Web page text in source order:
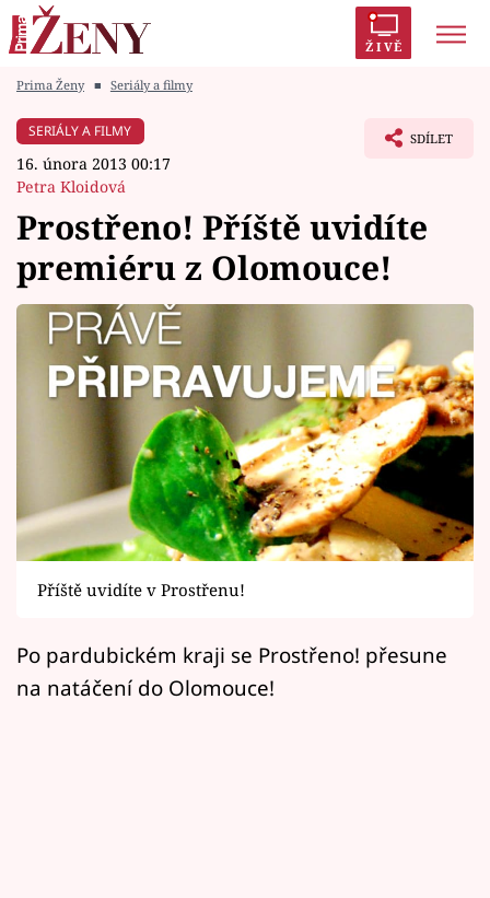
ŽIVĚ
Módní alarm
Témata
Celebrity
Vztahy
Seriály
Horoskopy
Sledujte prima+
Filmový festival Karlovy Vary
Pořady
Prima Ženy ■ Seriály a filmy
SERIÁLY A FILMY
16. února 2013 00:17
Petra Kloidová
SDÍLET
Prostřeno! Příště uvidíte
premiéru z Olomouce!
Příště uvidíte v Prostřenu!
Po pardubickém kraji se Prostřeno! přesune
na natáčení do Olomouce!